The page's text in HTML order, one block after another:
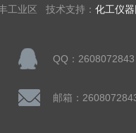
工业区 技术支持： 化工仪
QQ：2608072843
邮箱：